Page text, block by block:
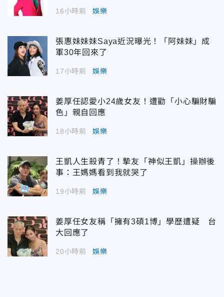
16小時前 娛樂
張惠妹妹妹Saya近況曝光！「阿妹妹」成
軍30年回來了
17小時前 娛樂
姜厚任認愛小24歲女友！遭勸「小心騙財騙
色」親自回應
18小時前 娛樂
王凱人生殺青了！摯友「神似王凱」操辦後
事：王媽媽看到我就哭了
19小時前 娛樂
姜厚任女友稱「擁有3碩1博」學歷遭疑 台
大回應了
20小時前 娛樂